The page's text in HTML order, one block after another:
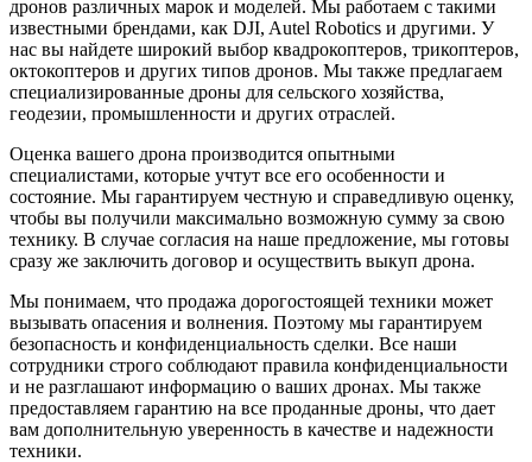
дронов различных марок и моделей. Мы работаем с такими
известными брендами, как DJI, Autel Robotics и другими. У
нас вы найдете широкий выбор квадрокоптеров, трикоптеров,
октокоптеров и других типов дронов. Мы также предлагаем
специализированные дроны для сельского хозяйства,
геодезии, промышленности и других отраслей.
Оценка вашего дрона производится опытными
специалистами, которые учтут все его особенности и
состояние. Мы гарантируем честную и справедливую оценку,
чтобы вы получили максимально возможную сумму за свою
технику. В случае согласия на наше предложение, мы готовы
сразу же заключить договор и осуществить выкуп дрона.
Мы понимаем, что продажа дорогостоящей техники может
вызывать опасения и волнения. Поэтому мы гарантируем
безопасность и конфиденциальность сделки. Все наши
сотрудники строго соблюдают правила конфиденциальности
и не разглашают информацию о ваших дронах. Мы также
предоставляем гарантию на все проданные дроны, что дает
вам дополнительную уверенность в качестве и надежности
техники.